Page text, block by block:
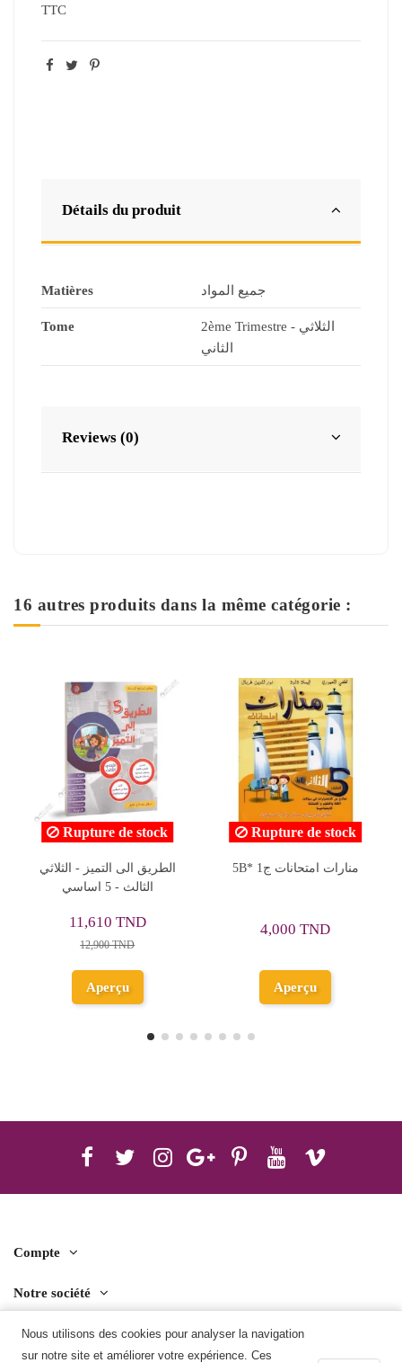
Nous utilisons des cookies pour analyser la navigation
sur notre site et améliorer votre expérience. Ces
TTC
Détails du produit
Matières جميع المواد
Tome
2ème Trimestre - الثلاثي
الثاني
Reviews (0)
16 autres produits dans la même catégorie :
Rupture de stock
5B* منارات امتحانات ج1
4,000 TND
Aperçu
Rupture de stock
نجاحك بين يديك - الثلاثي
7,950 TND
Aperçu
Compte
Notre société
Contact us